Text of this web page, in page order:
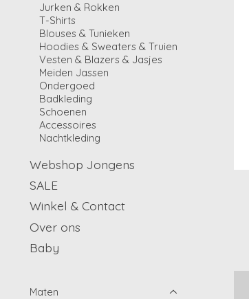
Jurken & Rokken
T-Shirts
Blouses & Tunieken
Hoodies & Sweaters & Truien
Vesten & Blazers & Jasjes
Meiden Jassen
Ondergoed
Badkleding
Schoenen
Accessoires
Nachtkleding
Webshop Jongens
SALE
Winkel & Contact
Over ons
Baby
Maten